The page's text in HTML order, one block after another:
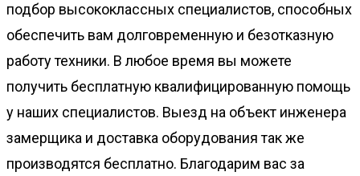
подбор высококлассных специалистов, способных
обеспечить вам долговременную и безотказную
работу техники. В любое время вы можете
получить бесплатную квалифицированную помощь
у наших специалистов. Выезд на объект инженера
замерщика и доставка оборудования так же
производятся бесплатно. Благодарим вас за